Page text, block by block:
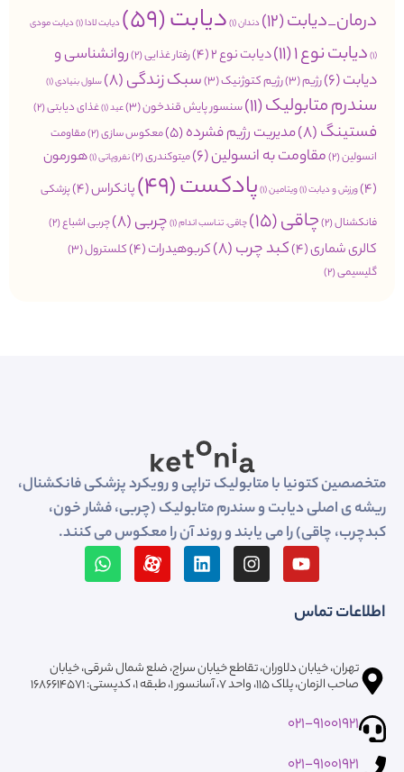
درمان_دیابت(12) دندان(1) دیابت(59) دیابت لادا(1) دیابت مودی
(1) دیابت نوع 1 (11) دیابت نوع 2 (4) رفتار غذایی(2) روانشناسی و
دیابت(6) رژیم(3) رژیم کتوژنیک(3) سبک زندگی(8) سلول بنیادی(1)
سندرم متابولیک(11) سنسور پایش قندخون(3) عید(1) غذای دیابتی(2)
فستینگ(8) مدیریت رژیم فشرده(5) معکوس سازی(2) مقاومت
انسولین(2) مقاومت به انسولین(6) میتوکندری(2) نفروپاتی(1) هورمون
(4)
ورزش و دیابت(1) ویتامین(1) پادکست(49) پانکراس(4)
پزشکی
فانکشنال(2) چاقی(15) چاقی. تناسب اندام(1) چربی(8) چربی اشباع(2)
کالری شماری(4) کبد چرب(8) کربوهیدرات(4) کلسترول(3)
گلیسیمی(2)
متخصصین کتونیا با متابولیک تراپی و رویکرد پزشکی فانکشنال،
ریشه ی اصلی دیابت و سندرم متابولیک (چربی، فشار خون،
کبدچرب، چاقی) را می یابند و روند آن را معکوس می کنند.
اطلاعات تماس
تهران، خیابان دلاوران، تقاطع خیابان سراج، ضلع شمال شرقی، خیابان
صاحب الزمان، پلاک ۱۱۵، واحد ۷، آسانسور ۱، طبقه 1، کدپستی: ۱۶۸۶۶۱۴۵۷۱
021-91001921
021-91001921